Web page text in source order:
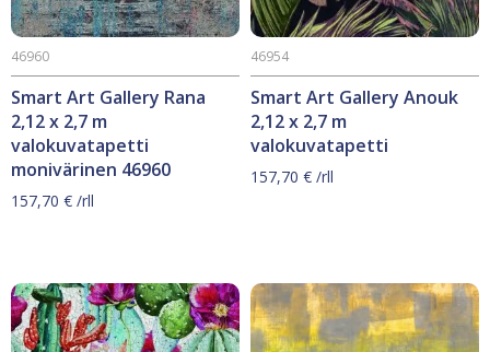
Smart Art Gallery Rana
2,12 x 2,7 m
valokuvatapetti
monivärinen 46960
46960
157,70 € /rll
Smart Art Gallery Anouk
2,12 x 2,7 m
valokuvatapetti
46954
157,70 € /rll